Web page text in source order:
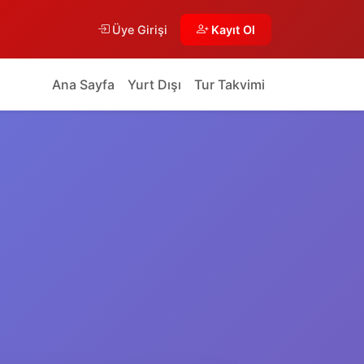
Üye Girişi Kayıt Ol
Ana Sayfa Yurt Dışı Tur Takvimi